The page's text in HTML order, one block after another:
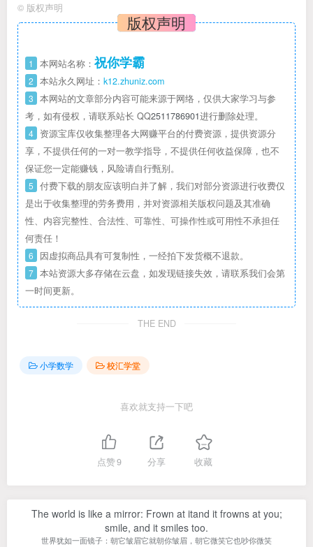
© 版权声明
版权声明
1 本网站名称： 祝你学霸
2 本站永久网址： k12.zhuniz.com
3 本网站的文章部分内容可能来源于网络，仅供大家学习与参
考，如有侵权，请联系站长 QQ2511786901进行删除处理。
4 资源宝库仅收集整理各大网赚平台的付费资源，提供资源分
享，不提供任何的一对一教学指导，不提供任何收益保障，也不
保证您一定能赚钱，风险请自行甄别。
5 付费下载的朋友应该明白并了解，我们对部分资源进行收费仅
是出于收集整理的劳务费用，并对资源相关版权问题及其准确
性、内容完整性、合法性、可靠性、可操作性或可用性不承担任
何责任！
6 因虚拟商品具有可复制性，一经拍下发货概不退款。
7 本站资源大多存储在云盘，如发现链接失效，请联系我们会第
一时间更新。
THE END
小学数学 校汇学堂
喜欢就支持一下吧
点赞9 分享 收藏
The world is like a mirror: Frown at itand it frowns at you;
smile, and it smiles too.
世界犹如一面镜子：朝它皱眉它就朝你皱眉，朝它微笑它也吵你微笑